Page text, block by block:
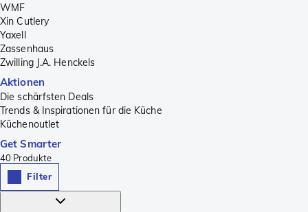
WMF
Xin Cutlery
Yaxell
Zassenhaus
Zwilling J.A. Henckels
Aktionen
Die schärfsten Deals
Trends & Inspirationen für die Küche
Küchenoutlet
Get Smarter
40 Produkte
Filter